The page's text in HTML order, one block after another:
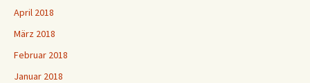
April 2018
März 2018
Februar 2018
Januar 2018